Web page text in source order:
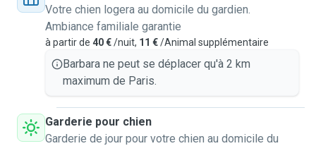
Votre chien logera au domicile du gardien.
Ambiance familiale garantie
à partir de 40 €/nuit, 11 €/Animal supplémentaire
Barbara ne peut se déplacer qu'à 2 km
maximum de Paris.
Garderie pour chien
Garderie de jour pour votre chien au domicile du